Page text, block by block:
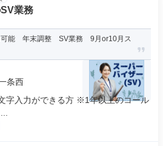
業務
可能 年末調整 SV業務 9月or10月ス
条西
字入力ができる方 ※1年以上のコール